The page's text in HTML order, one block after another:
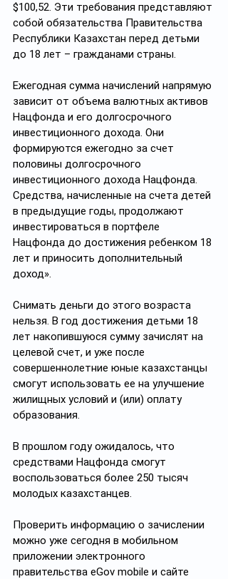
$100,52. Эти требования представляют
собой обязательства Правительства
Республики Казахстан перед детьми
до 18 лет – гражданами страны.
Ежегодная сумма начислений напрямую
зависит от объема валютных активов
Нацфонда и его долгосрочного
инвестиционного дохода. Они
формируются ежегодно за счет
половины долгосрочного
инвестиционного дохода Нацфонда.
Средства, начисленные на счета детей
в предыдущие годы, продолжают
инвестироваться в портфеле
Нацфонда до достижения ребенком 18
лет и приносить дополнительный
доход».
Снимать деньги до этого возраста
нельзя. В год достижения детьми 18
лет накопившуюся сумму зачислят на
целевой счет, и уже после
совершеннолетние юные казахстанцы
смогут использовать ее на улучшение
жилищных условий и (или) оплату
образования.
В прошлом году ожидалось, что
средствами Нацфонда смогут
воспользоваться более 250 тысяч
молодых казахстанцев.
Проверить информацию о зачислении
можно уже сегодня в мобильном
приложении электронного
правительства eGov mobile и сайте